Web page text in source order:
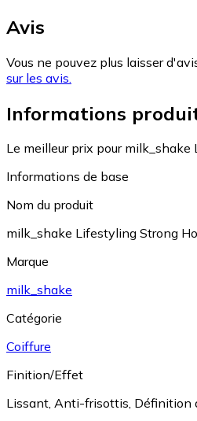
Avis
Vous ne pouvez plus laisser
sur les avis.
Informations
Le meilleur prix pour
Informations de base
Nom du produit
milk_shake Lifestyling Strong
Marque
milk_shake
Catégorie
Coiffure
Finition/Effet
Lissant, Anti-frisottis, Définition